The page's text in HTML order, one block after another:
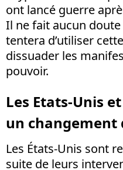
ont lancé guerre
Il ne fait aucun
tentera d’utiliser
dissuader les
pouvoir.
Les Etats-Unis
un changement
Les États-Unis sont
suite de leurs